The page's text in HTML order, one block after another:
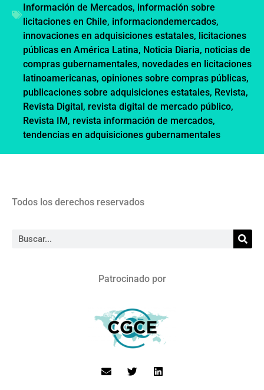
Información de Mercados, información sobre
licitaciones en Chile, informaciondemercados,
innovaciones en adquisiciones estatales, licitaciones
públicas en América Latina, Noticia Diaria, noticias de
compras gubernamentales, novedades en licitaciones
latinoamericanas, opiniones sobre compras públicas,
publicaciones sobre adquisiciones estatales, Revista,
Revista Digital, revista digital de mercado público,
Revista IM, revista información de mercados,
tendencias en adquisiciones gubernamentales
Todos los derechos reservados
Patrocinado por